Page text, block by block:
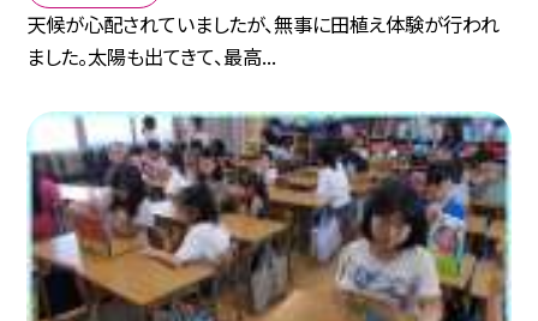
天候が心配されていましたが、無事に田植え体験が行われ
ました。太陽も出てきて、最高...